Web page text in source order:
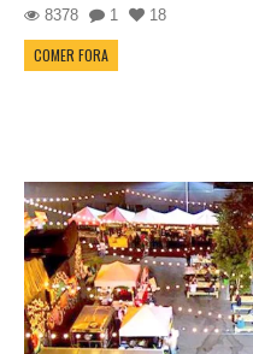
8378 1 18
COMER FORA